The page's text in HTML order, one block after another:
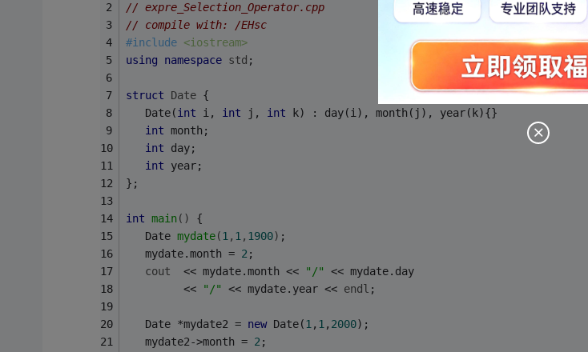
// expre_Selection_Operator.cpp
// compile with: /EHsc
#include <iostream>
using
namespace std ;
struct Date {
   Date(
int i, int j, int k) : day(i), month(j), year(k){}
int month;
int day;
int year;
};
int main()
{
Date mydate(1 , 1 , 1900) ;
   mydate.month =
2 ;
cout
  << mydate.month <<
"/" << mydate.day
         <<
"/" << mydate.year << endl ;
   Date *mydate2 =
new Date(1 , 1 , 2000);
   mydate2->month =
2 ;